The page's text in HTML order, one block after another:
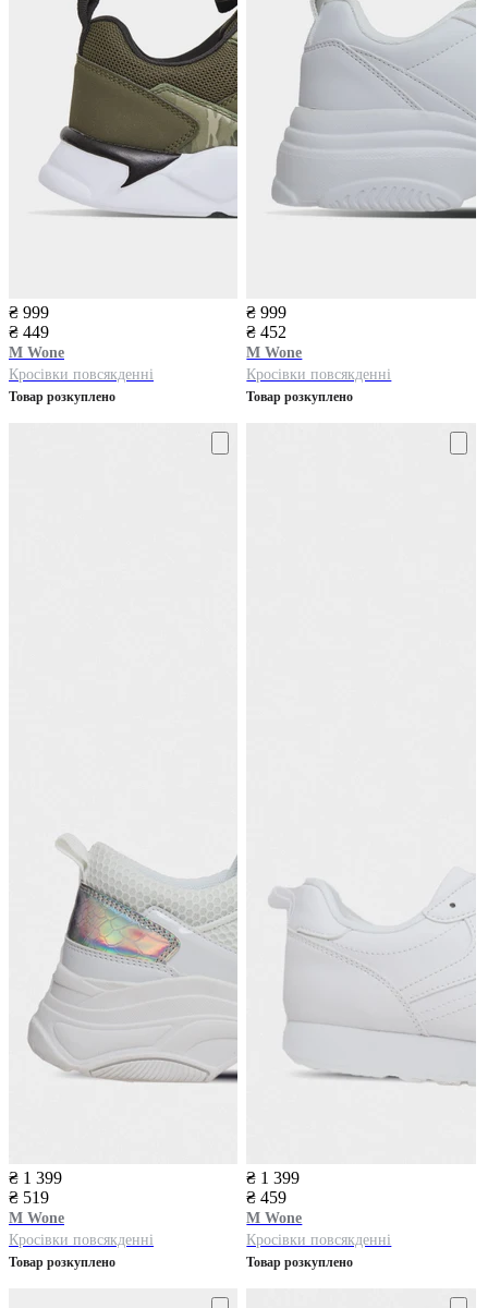
₴ 999
₴ 449
M Wone
Кросівки повсякденні
Товар розкуплено
₴ 999
₴ 452
M Wone
Кросівки повсякденні
Товар розкуплено
₴ 1 399
₴ 519
M Wone
Кросівки повсякденні
Товар розкуплено
₴ 1 399
₴ 459
M Wone
Кросівки повсякденні
Товар розкуплено